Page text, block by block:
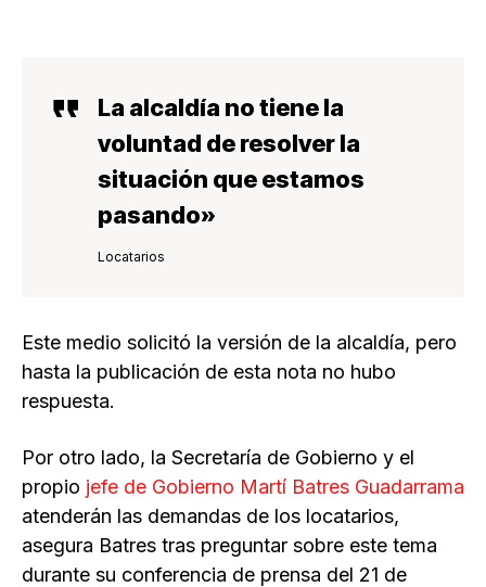
La alcaldía no tiene la
voluntad de resolver la
situación que estamos
pasando»
Locatarios
Este medio solicitó la versión de la alcaldía, pero
hasta la publicación de esta nota no hubo
respuesta.
Por otro lado, la Secretaría de Gobierno y el
propio jefe de Gobierno Martí Batres Guadarrama
atenderán las demandas de los locatarios,
asegura Batres tras preguntar sobre este tema
durante su conferencia de prensa del 21 de